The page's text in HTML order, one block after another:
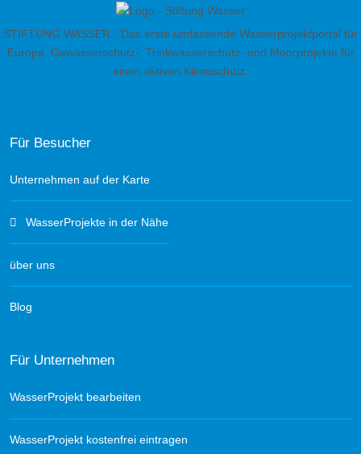
STIFTUNG WASSER - Das erste umfassende Wasserprojektportal für
Europa. Gewässerschutz-, Trinkwasserschutz- und Moorprojekte für
einen aktiven Klimaschutz.
Für Besucher
Unternehmen auf der Karte
WasserProjekte in der Nähe
über uns
Blog
Für Unternehmen
WasserProjekt bearbeiten
WasserProjekt kostenfrei eintragen